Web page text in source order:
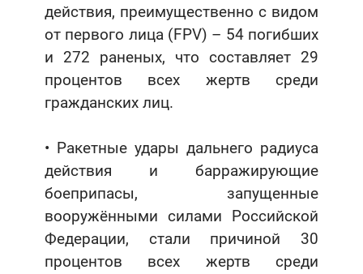
действия, преимущественно с видом
от первого лица (FPV) – 54 погибших
и 272 раненых, что составляет 29
процентов всех жертв среди
гражданских лиц.
• Ракетные удары дальнего радиуса
действия и барражирующие
боеприпасы, запущенные
вооружёнными силами Российской
Федерации, стали причиной 30
процентов всех жертв среди